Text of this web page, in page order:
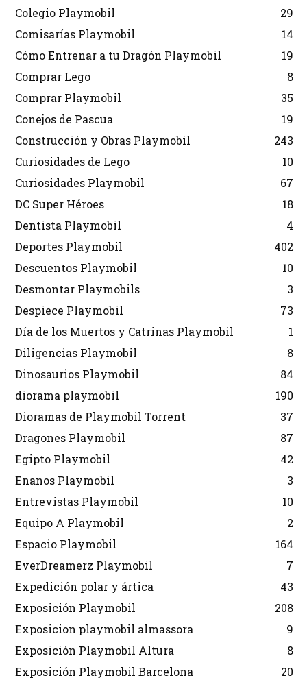
Colegio Playmobil
29
Comisarías Playmobil
14
Cómo Entrenar a tu Dragón Playmobil
19
Comprar Lego
8
Comprar Playmobil
35
Conejos de Pascua
19
Construcción y Obras Playmobil
243
Curiosidades de Lego
10
Curiosidades Playmobil
67
DC Super Héroes
18
Dentista Playmobil
4
Deportes Playmobil
402
Descuentos Playmobil
10
Desmontar Playmobils
3
Despiece Playmobil
73
Día de los Muertos y Catrinas Playmobil
1
Diligencias Playmobil
8
Dinosaurios Playmobil
84
diorama playmobil
190
Dioramas de Playmobil Torrent
37
Dragones Playmobil
87
Egipto Playmobil
42
Enanos Playmobil
3
Entrevistas Playmobil
10
Equipo A Playmobil
2
Espacio Playmobil
164
EverDreamerz Playmobil
7
Expedición polar y ártica
43
Exposición Playmobil
208
Exposicion playmobil almassora
9
Exposición Playmobil Altura
8
Exposición Playmobil Barcelona
20